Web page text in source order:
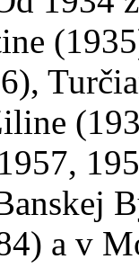
a v